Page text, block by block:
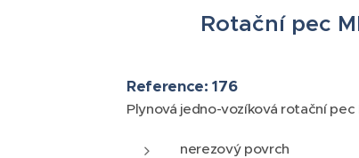
Rotační pec
Reference: 176
Plynová jedno-vozíková rotační
nerezový povrch